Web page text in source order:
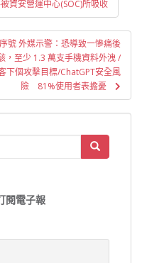
資安營運中心(SOC)所吸收
號 外媒示警：恐導致一慘痛後
至少 1.3 萬支手機資料外洩 /
下個攻擊目標/ChatGPT安全風
險 81%使用者表擔憂
閱電子報